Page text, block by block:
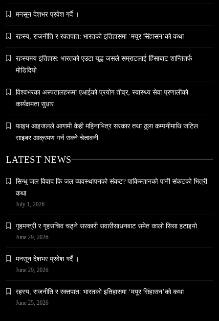
समाज
February 27, 2026
नेपालको वन्यजन्तु पर्यटन प्रवर्द्धनमा महत्वपूर्ण योगदान
हनुमान जयन्ती आज मनाइँदै
मनसून देशभर प्रवेश गर्दै ।
रहस्य, राजनीति र रक्तपात: भारतको इतिहासमा ‘मयूर सिंहासन’को कथा
रहस्यमय इतिहास: भारतको एउटा युद्ध जसले सम्राटलाई हिंसाबाट शान्तितर्फ
मोडिदियो
विश्वभरका अस्पतालहरूमा एआईको प्रयोग तीव्र, स्वास्थ्य सेवा प्रणालीको
कार्यक्षमता सुधार
फाइभ आइजलले आगामी केही महिनाभित्र सरकार तथा ठूला कम्पनीमाथि जटिल
साइबर आक्रमण गर्न सक्ने चेतावनी
LATEST NEWS
सिन्धु जल विवाद कि जल व्यवस्थापनको संकट? पाकिस्तानको पानी संकटको भित्री
कथा
July 1, 2026
गृहमन्त्री र गृहसचिव चढ्ने सरकारी सवारीसाधनबाट समेत कालो सिसा हटाइयो
June 29, 2026
मनसून देशभर प्रवेश गर्दै ।
June 29, 2026
रहस्य, राजनीति र रक्तपात: भारतको इतिहासमा ‘मयूर सिंहासन’को कथा
June 25, 2026